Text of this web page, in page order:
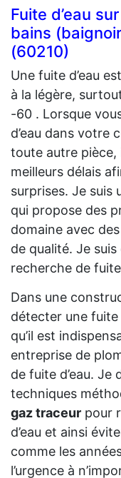
Fuite d’eau
bains
(60210)
Une fuite d’eau
à la légère,
-60 . Lorsque
d’eau dans votre
toute autre pièce,
meilleurs délais
surprises. Je suis
qui propose des
domaine avec
de qualité. Je suis
recherche de fuite
Dans une
détecter une fuite
qu’il est
entreprise de
de fuite d’eau.
techniques
gaz traceur pour
d’eau et ainsi
comme les
l’urgence à